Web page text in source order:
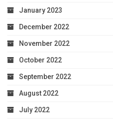
January 2023
December 2022
November 2022
October 2022
September 2022
August 2022
July 2022